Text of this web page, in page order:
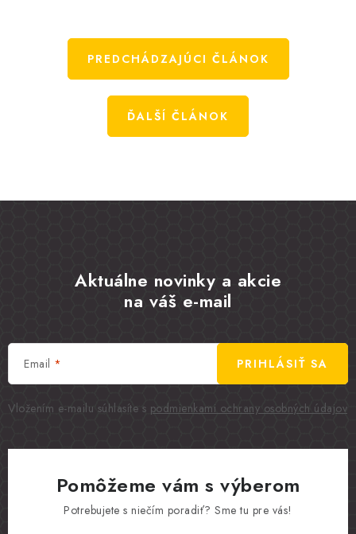
Obchodné podmienky
Ochrana osobných údajov
Vrátenie tovaru, výmena a reklamácie
PREDCHÁDZAJÚCI ČLÁNOK
ĎALŠÍ ČLÁNOK
Aktuálne novinky a akcie
na váš e-mail
Email
Vložením e-mailu súhlasíte s podmienkami ochrany osobných údajov
PRIHLÁSIŤ SA
Pomôžeme vám s výberom
Potrebujete s niečím poradiť? Sme tu pre vás!